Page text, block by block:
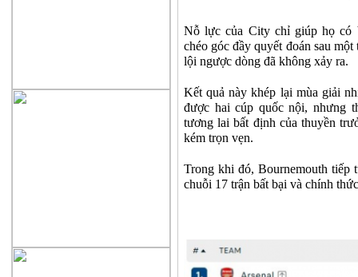
Nỗ lực của City chỉ giúp họ có
chéo góc đầy quyết đoán sau
lội ngược dòng đã không xảy ra.
Kết quả này khép lại mùa giải
được hai cúp quốc nội, nhưng
tương lai bất định của thuyền
kém trọn vẹn.
Trong khi đó, Bournemouth tiếp
chuỗi 17 trận bất bại và chính